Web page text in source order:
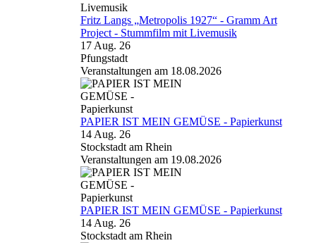
Fritz Langs „Metropolis 1927“ - Gramm Art
Project - Stummfilm mit Livemusik
17 Aug. 26
Pfungstadt
Veranstaltungen am 18.08.2026
PAPIER IST MEIN GEMÜSE - Papierkunst
14 Aug. 26
Stockstadt am Rhein
Veranstaltungen am 19.08.2026
PAPIER IST MEIN GEMÜSE - Papierkunst
14 Aug. 26
Stockstadt am Rhein